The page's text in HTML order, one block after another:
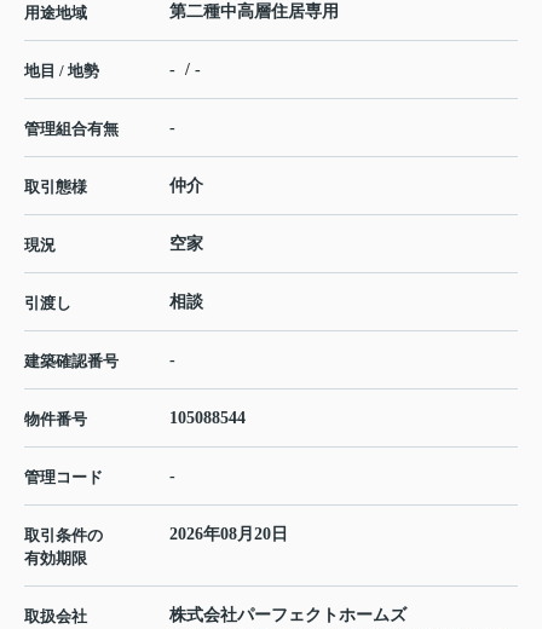
用途地域 第二種中高層住居専用
地目 / 地勢 - / -
管理組合有無 -
取引態様 仲介
現況 空家
引渡し 相談
建築確認番号 -
物件番号 105088544
管理コード -
取引条件の
有効期限
2026年08月20日
取扱会社
株式会社パーフェクトホームズ